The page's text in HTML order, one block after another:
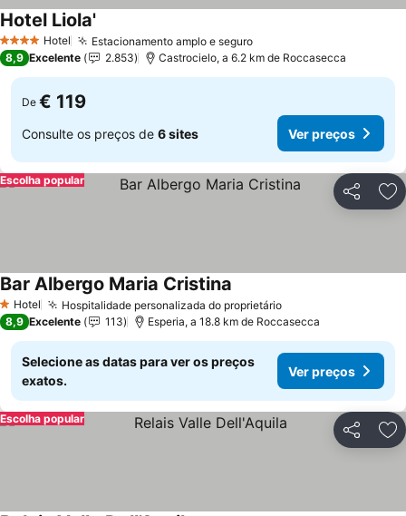
4 EstrelasHotel Estacionamento amplo e seguroVer preços
Hotel Liola'
8,9 Excelente 2.853 Castrocielo, a 6.2 km de Roccasecca
De € 119
Consulte os preços de 6 sites Ver preços
Partilhar
Escolha popular
1 Estrelas
Hotel Hospitalidade personalizada do proprietárioVer preços
Bar Albergo Maria Cristina
8,9 Excelente 113 Esperia, a 18.8 km de Roccasecca
Selecione as datas para ver os preços
exatos.
Ver preços
Partilhar
Escolha popular